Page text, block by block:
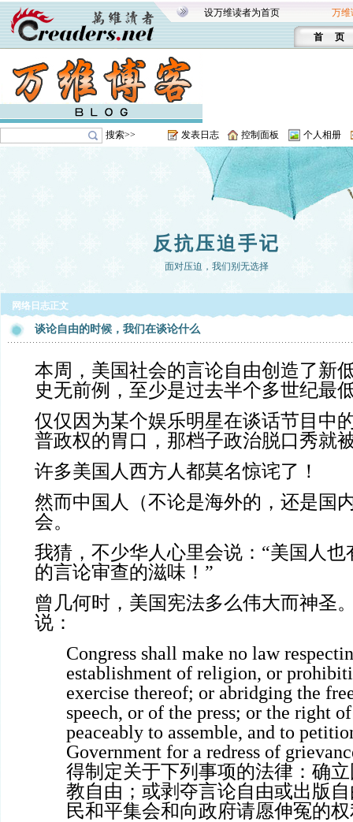
设万维读者为首页 万维
首 页
搜索>> 发表日志 控制面板 个人相册
反抗压迫手记
面对压迫，我们别无选择
网络日志正文
谈论自由的时候，我们在谈论什么
本周，美国社会的言论自由创造了新
史无前例，至少是过去半个多世纪最
仅仅因为某个娱乐明星在谈话节目中
普政权的胃口，那档子政治脱口秀就
许多美国人西方人都莫名惊诧了！
然而中国人（不论是海外的，还是国
会。
我猜，不少华人心里会说：“美国人
的言论审查的滋味！”
曾几何时，美国宪法多么伟大而神圣
说：
Congress shall make no law
establishment of religion, or
exercise thereof; or abridging the
speech, or of the press; or the right
peaceably to assemble, and to
Government for a redress of
得制定关于下列事项的法律：确
教自由；或剥夺言论自由或出版
民和平集会和向政府请愿伸冤的